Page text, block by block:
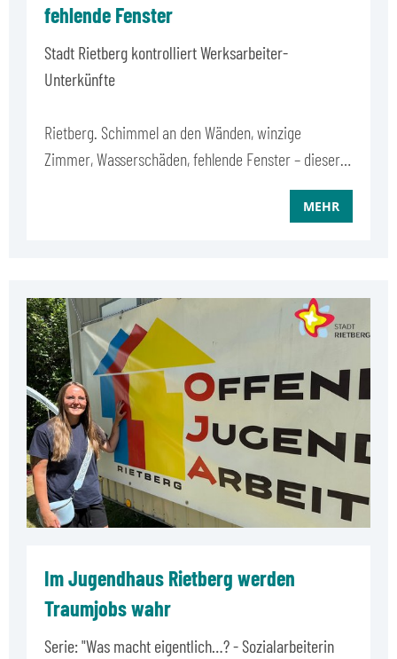
fehlende Fenster
Stadt Rietberg kontrolliert Werksarbeiter-
Unterkünfte
Rietberg. Schimmel an den Wänden, winzige
Zimmer, Wasserschäden, fehlende Fenster – dieser…
MEHR
Im Jugendhaus Rietberg werden
Traumjobs wahr
Serie: "Was macht eigentlich…? - Sozialarbeiterin